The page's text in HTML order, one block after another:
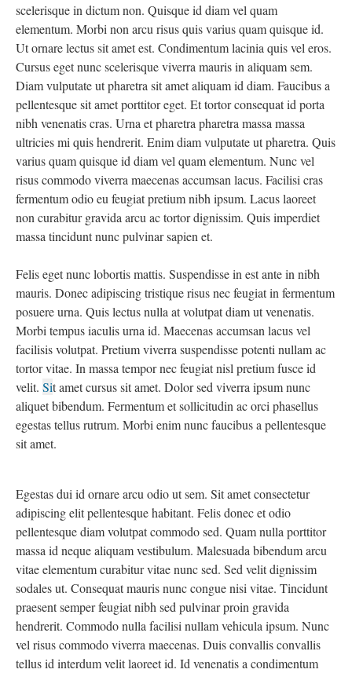
scelerisque in dictum non. Quisque id diam vel quam
elementum. Morbi non arcu risus quis varius quam quisque id.
Ut ornare lectus sit amet est. Condimentum lacinia quis vel eros.
Cursus eget nunc scelerisque viverra mauris in aliquam sem.
Diam vulputate ut pharetra sit amet aliquam id diam. Faucibus a
pellentesque sit amet porttitor eget. Et tortor consequat id porta
nibh venenatis cras. Urna et pharetra pharetra massa massa
ultricies mi quis hendrerit. Enim diam vulputate ut pharetra. Quis
varius quam quisque id diam vel quam elementum. Nunc vel
risus commodo viverra maecenas accumsan lacus. Facilisi cras
fermentum odio eu feugiat pretium nibh ipsum. Lacus laoreet
non curabitur gravida arcu ac tortor dignissim. Quis imperdiet
massa tincidunt nunc pulvinar sapien et.
Felis eget nunc lobortis mattis. Suspendisse in est ante in nibh
mauris. Donec adipiscing tristique risus nec feugiat in fermentum
posuere urna. Quis lectus nulla at volutpat diam ut venenatis.
Morbi tempus iaculis urna id. Maecenas accumsan lacus vel
facilisis volutpat. Pretium viverra suspendisse potenti nullam ac
tortor vitae. In massa tempor nec feugiat nisl pretium fusce id
velit. Sit amet cursus sit amet. Dolor sed viverra ipsum nunc
aliquet bibendum. Fermentum et sollicitudin ac orci phasellus
egestas tellus rutrum. Morbi enim nunc faucibus a pellentesque
sit amet.
Egestas dui id ornare arcu odio ut sem. Sit amet consectetur
adipiscing elit pellentesque habitant. Felis donec et odio
pellentesque diam volutpat commodo sed. Quam nulla porttitor
massa id neque aliquam vestibulum. Malesuada bibendum arcu
vitae elementum curabitur vitae nunc sed. Sed velit dignissim
sodales ut. Consequat mauris nunc congue nisi vitae. Tincidunt
praesent semper feugiat nibh sed pulvinar proin gravida
hendrerit. Commodo nulla facilisi nullam vehicula ipsum. Nunc
vel risus commodo viverra maecenas. Duis convallis convallis
tellus id interdum velit laoreet id. Id venenatis a condimentum